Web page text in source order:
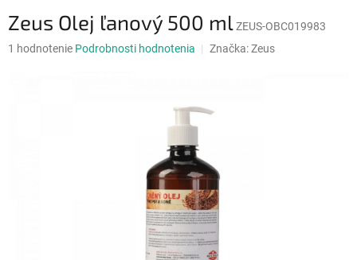
Zeus Olej ľanový 500 mlZEUS-OBC019983
Priemerné
1 hodnotenie Podrobnosti hodnotenia Značka:Zeus